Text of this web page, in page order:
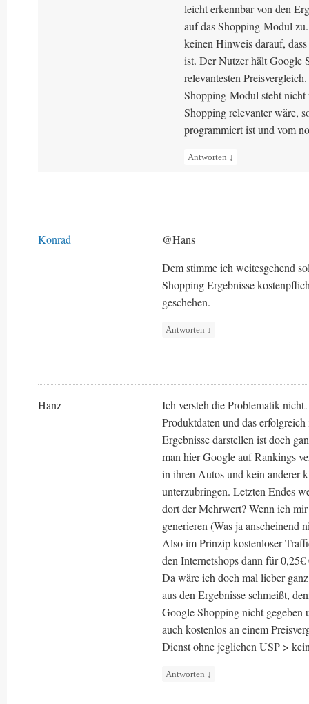
leicht erkennbar von den
auf das Shopping-Modul
keinen Hinweis darauf,
ist. Der Nutzer hält Google
relevantesten
Shopping-Modul steht nicht
Shopping relevanter wäre,
programmiert ist und vom
Antworten ↓
Konrad
@Hans
Dem stimme ich weitesgehend
Shopping Ergebnisse
geschehen.
Antworten ↓
Hanz
Ich versteh die Problematik
Produktdaten und das
Ergebnisse darstellen ist doch
man hier Google auf Rankings
in ihren Autos und kein anderer
unterzubringen. Letzten Endes
dort der Mehrwert? Wenn ich
generieren (Was ja
Also im Prinzip kostenloser
den Internetshops dann für
Da wäre ich doch mal lieber
aus den Ergebnisse schmeißt,
Google Shopping nicht gegeben
auch kostenlos an einem
Dienst ohne jeglichen USP >
Antworten ↓